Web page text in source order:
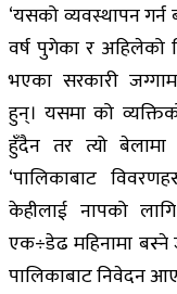
‘यसको व्यवस्थापन
वर्ष पुगेका र अहिलेको
भएका सरकारी
हुन्। यसमा को
हुँदैन तर त्यो
‘पालिकाबाट
केहीलाई नापको
एक÷डेढ महिनामा
पालिकाबाट निवेदन